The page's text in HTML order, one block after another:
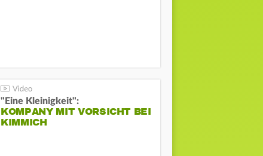
"Eine Kleinigkeit":
KOMPANY MIT VORSICHT BEI
KIMMICH